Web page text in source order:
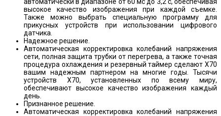
высокое качество изображения при каждой съемке.
Также можно выбрать специальную программу для
прикусных устройств при использовании цифрового
датчика.
Надежное решение.
Автоматическая корректировка колебаний напряжения
сети, полная защита трубки от перегрева, а также точная
процедура охлаждения и резервный таймер сделают X70
вашим надежным партнером на многие годы. Тысячи
устройств Х70, установленных по всему миру,
обеспечивают высокое качество изображения каждый
день.
Признанное решение.
Автоматическая корректировка колебаний напряжения